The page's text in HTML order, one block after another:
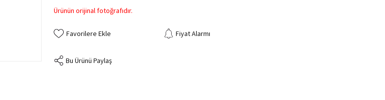
Ürünün orijinal fotoğrafıdır.
Fiyat Alarmı
Bu Ürünü Paylaş